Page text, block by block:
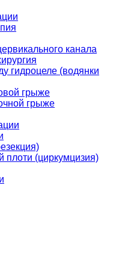
канала
гидроцеле (водянки
грыже
грыже
плоти (циркумцизия)